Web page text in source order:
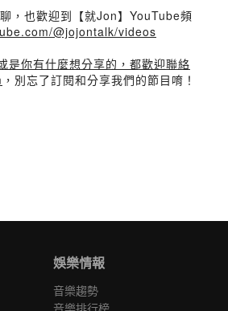
，也歡迎到【就Jon】YouTube頻
@jojontalk/videos
是你有什麼想分享的，都歡迎聯絡
，別忘了訂閱和分享我們的節目唷！
娛樂情報
音樂趨勢
音樂排行榜